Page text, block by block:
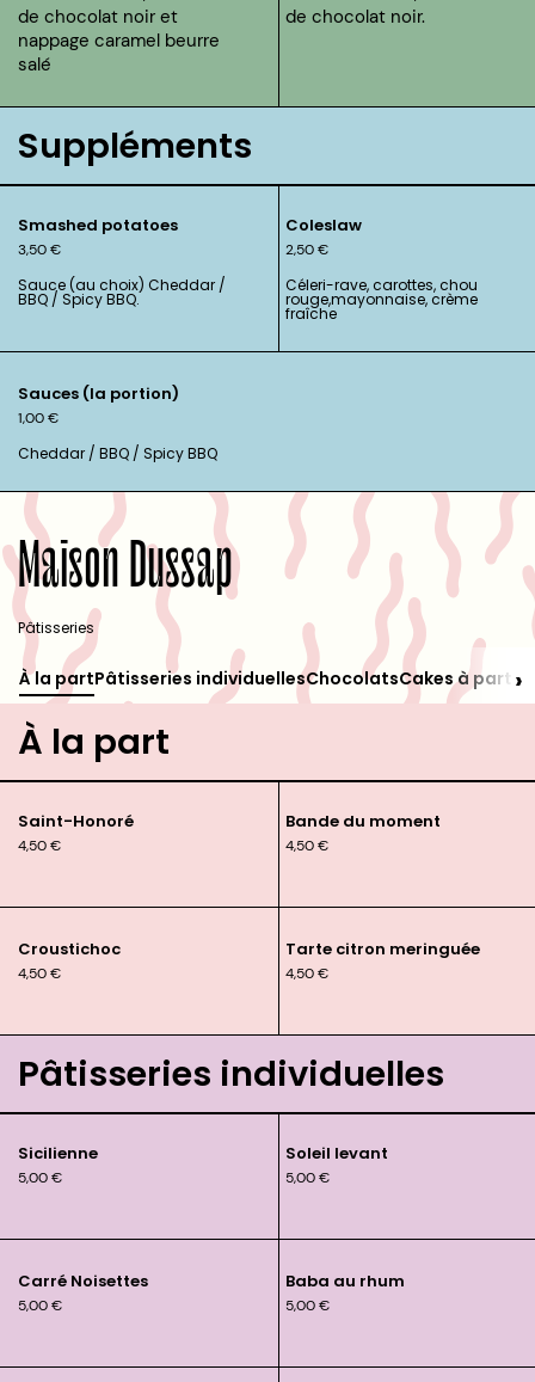
de chocolat noir et
nappage caramel beurre
salé
de chocolat noir.
Suppléments
Smashed potatoes
3,50€
Sauce (au choix) Cheddar /
BBQ / Spicy BBQ.
Coleslaw
2,50€
Céleri-rave, carottes, chou
rouge,mayonnaise, crème
fraîche
Sauces (la portion)
1,00€
Cheddar / BBQ / Spicy BBQ
Maison Dussap
Pâtisseries
À la partPâtisseries individuellesChocolatsCakes à ›
À la part
Saint-Honoré
4,50€
Bande du moment
4,50€
Croustichoc
4,50€
Tarte citron meringuée
4,50€
Pâtisseries individuelles
Sicilienne
5,00€
Soleil levant
5,00€
Carré Noisettes
5,00€
Baba au rhum
5,00€